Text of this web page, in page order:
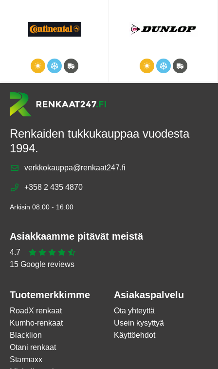
Renkaiden tukkukauppaa vuodesta
1994.
verkkokauppa@renkaat247.fi
+358 2 435 4870
Arkisin 08.00 - 16.00
Asiakkaamme pitävät meistä
4.7
15 Google reviews
Tuotemerkkimme
RoadX renkaat
Kumho-renkaat
Blacklion
Otani renkaat
Starmaxx
Asiakaspalvelu
Ota yhteyttä
Usein kysyttyä
Käyttöehdot